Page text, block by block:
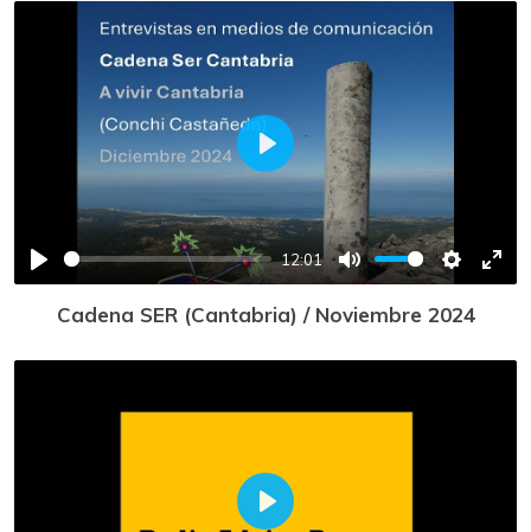
Play
12:01
Mute Settings
Play
Cadena SER (Cantabria) / Noviembre 2024